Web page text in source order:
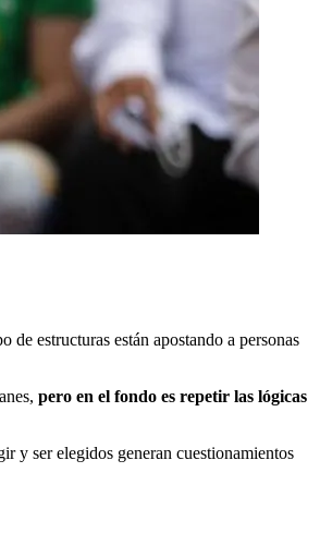
de estructuras están apostando a personas
pero en el fondo es repetir las lógicas
y ser elegidos generan cuestionamientos